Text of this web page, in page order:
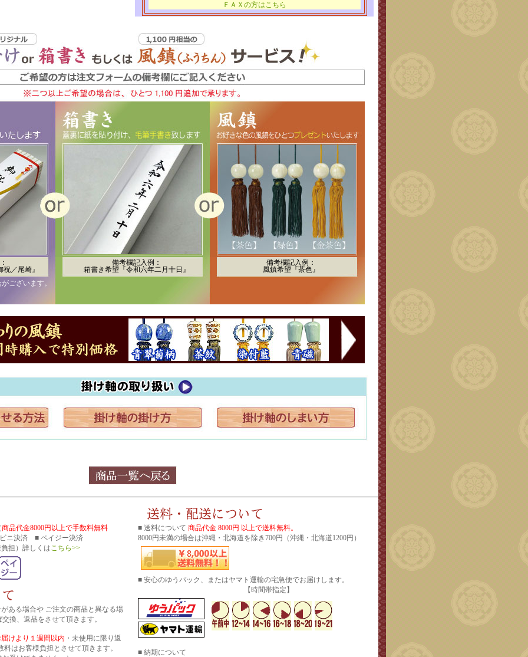
ＦＡＸの方はこちら
／尾崎』
備考欄記入例：
箱書き希望『令和六年二月十日』
備考欄記入例：
風鎮希望『茶色』
ございます。
商品代金8000円以上で手数料無料
ビニ決済 ■ ペイジー決済
担）詳しくはこちら>>
ある場合や ご注文の商品と異なる場
換、返品をさせて頂きます。
けより１週間以内 ・未使用に限り返
はお客様負担とさせて頂きます。
■ 送料について 商品代金 8000円 以上で送料無料。
8000円未満の場合は沖縄・北海道を除き700円（沖縄・北海道1200円）
■ 安心のゆうパック、またはヤマト運輸の宅急便でお届けします。
【時間帯指定】
■ 納期について